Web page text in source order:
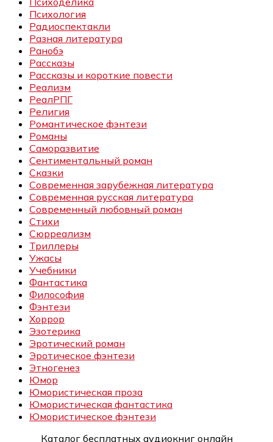
Психология
Радиоспектакли
Разная литература
Ранобэ
Рассказы
Рассказы и короткие повести
Реализм
РеалРПГ
Религия
Романтическое фэнтези
Романы
Саморазвитие
Сентиментальный роман
Сказки
Современная зарубежная литература
Современная русская литература
Современный любовный роман
Стихи
Сюрреализм
Триллеры
Ужасы
Учебники
Фантастика
Философия
Фэнтези
Хоррор
Эзотерика
Эротический роман
Эротическое фэнтези
Этногенез
Юмор
Юмористическая проза
Юмористическая фантастика
Юмористическое фэнтези
Каталог бесплатных аудиокниг онлайн